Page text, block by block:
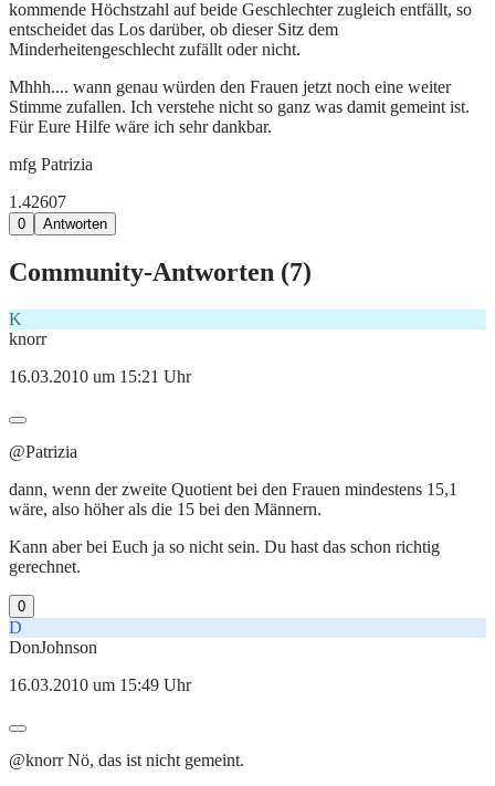
kommende Höchstzahl auf beide Geschlechter zugleich entfällt, so
entscheidet das Los darüber, ob dieser Sitz dem
Minderheitengeschlecht zufällt oder nicht.
Mhhh.... wann genau würden den Frauen jetzt noch eine weiter
Stimme zufallen. Ich verstehe nicht so ganz was damit gemeint ist.
Für Eure Hilfe wäre ich sehr dankbar.
mfg Patrizia
1.42607
0 Antworten
Community-Antworten (7)
K
knorr
16.03.2010 um 15:21 Uhr
@Patrizia
dann, wenn der zweite Quotient bei den Frauen mindestens 15,1
wäre, also höher als die 15 bei den Männern.
Kann aber bei Euch ja so nicht sein. Du hast das schon richtig
gerechnet.
0
D
DonJohnson
16.03.2010 um 15:49 Uhr
@knorr Nö, das ist nicht gemeint.